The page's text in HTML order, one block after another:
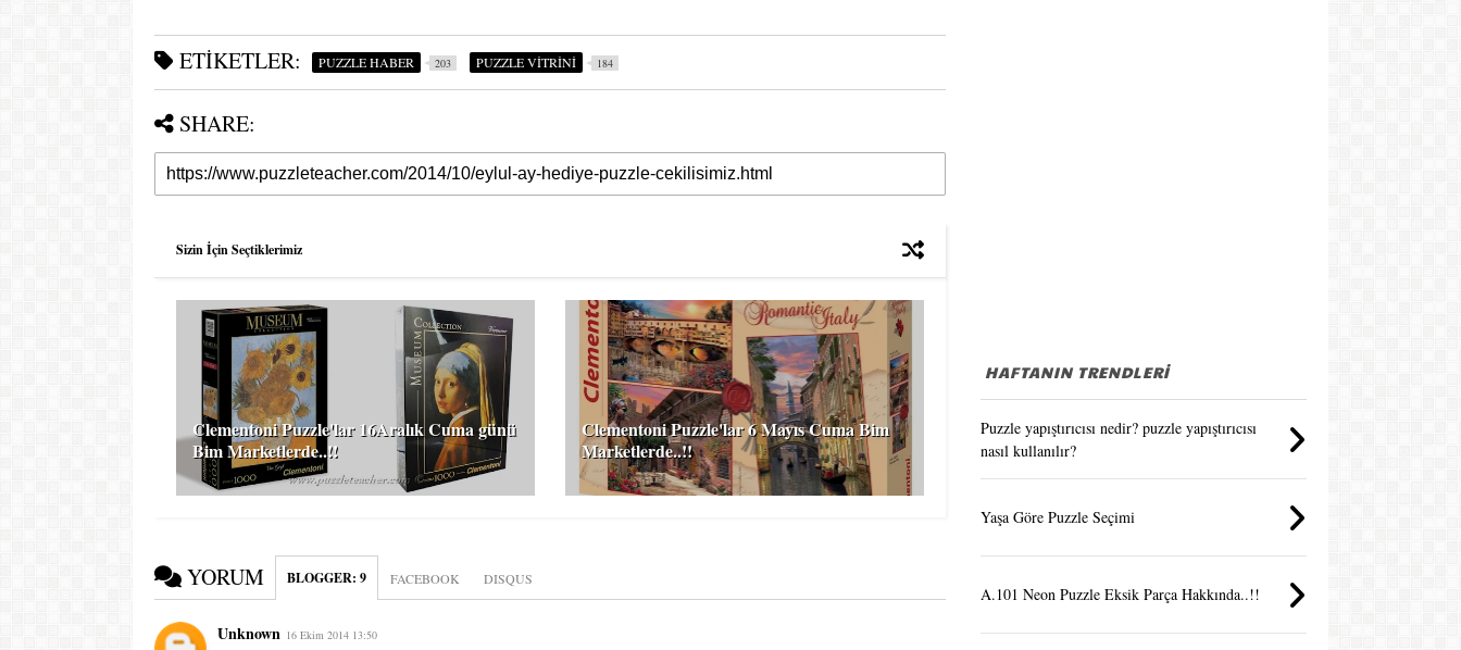
ETIKETLER: PUZZLE HABER 203 PUZZLE VİTRİNİ 184
SHARE:
Sizin İçin Seçtiklerimiz
Clementoni Puzzle'lar 16Aralık Cuma günü
Bim Marketlerde..!!
Clementoni Puzzle'lar 6 Mayıs Cuma Bim
Marketlerde..!!
YORUM BLOGGER: 9 FACEBOOK DISQUS
Unknown 16 Ekim 2014 13:50
HAFTANIN TRENDLERİ
Puzzle yapıştırıcısı nedir? puzzle yapıştırıcısı
nasıl kullanılır?
Yaşa Göre Puzzle Seçimi
A.101 Neon Puzzle Eksik Parça Hakkında..!!